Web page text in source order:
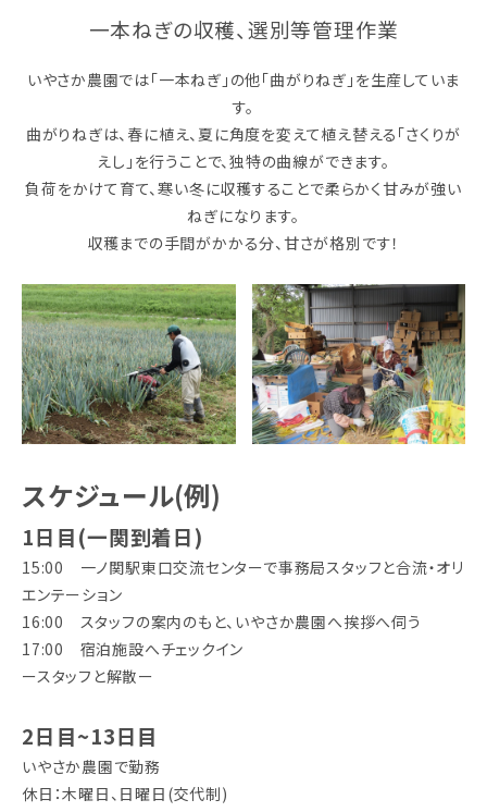
一本ねぎの収穫、選別等管理作業
いやさか農園では「一本ねぎ」の他「曲がりねぎ」を生産していま
す。
曲がりねぎは、春に植え、夏に角度を変えて植え替える「さくりが
えし」を行うことで、独特の曲線ができます。
負荷をかけて育て、寒い冬に収穫することで柔らかく甘みが強い
ねぎになります。
収穫までの手間がかかる分、甘さが格別です！
スケジュール(例)
1日目(一関到着日)
15:00 一ノ関駅東口交流センターで事務局スタッフと合流・オリ
エンテーション
16:00 スタッフの案内のもと、いやさか農園へ挨拶へ伺う
17:00 宿泊施設へチェックイン
ースタッフと解散ー
2日目~13日目
いやさか農園で勤務
休日：木曜日、日曜日(交代制)